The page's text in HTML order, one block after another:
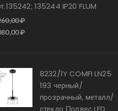
135244 IP20 FLUM
₽
₽.
₽Текущая
8232/1Y COMFI LN25
193 черный/
прозрачный, металл/
стекло Подвес LED